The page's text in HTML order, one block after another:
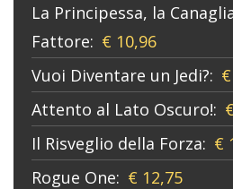
La Principessa, la
Fattore: € 10,96
Vuoi Diventare un Jedi?:
Attento al Lato Oscuro!:
Il Risveglio della Forza: €
Rogue One: € 12,75